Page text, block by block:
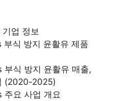
업 정보
식 방지 윤활유 제품
부식 방지 윤활유 매출,
(2020-2025)
주요 사업 개요